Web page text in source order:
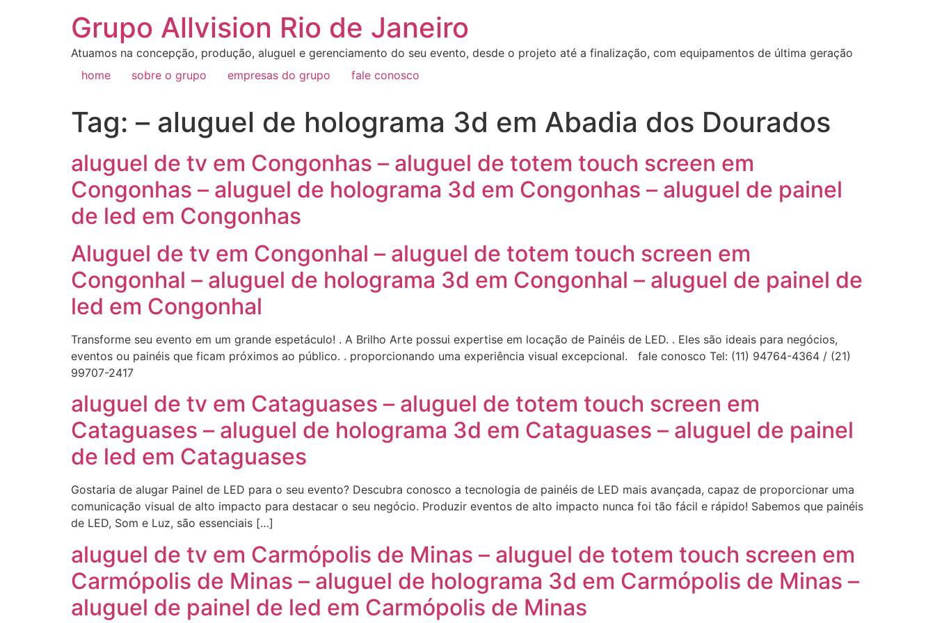
Grupo Allvision Rio de Janeiro
Atuamos na concepção, produção, aluguel e gerenciamento do seu evento, desde o projeto até a finalização, com equipamentos de última geração
home
sobre o grupo empresas do grupo fale conosco
Tag: – aluguel de holograma 3d em Abadia dos Dourados
aluguel de tv em Congonhas – aluguel de totem touch screen em
Congonhas – aluguel de holograma 3d em Congonhas – aluguel de painel
de led em Congonhas
Aluguel de tv em Congonhal – aluguel de totem touch screen em
Congonhal – aluguel de holograma 3d em Congonhal – aluguel de painel de
led em Congonhal
Transforme seu evento em um grande espetáculo! . A Brilho Arte possui expertise em locação de Painéis de LED. . Eles são ideais para negócios,
eventos ou painéis que ficam próximos ao público. . proporcionando uma experiência visual excepcional. fale conosco Tel: (11) 94764-4364 / (21)
99707-2417
aluguel de tv em Cataguases – aluguel de totem touch screen em
Cataguases – aluguel de holograma 3d em Cataguases – aluguel de painel
de led em Cataguases
Gostaria de alugar Painel de LED para o seu evento? Descubra conosco a tecnologia de painéis de LED mais avançada, capaz de proporcionar uma
comunicação visual de alto impacto para destacar o seu negócio. Produzir eventos de alto impacto nunca foi tão fácil e rápido! Sabemos que painéis
de LED, Som e Luz, são essenciais […]
aluguel de tv em Carmópolis de Minas – aluguel de totem touch screen em
Carmópolis de Minas – aluguel de holograma 3d em Carmópolis de Minas –
aluguel de painel de led em Carmópolis de Minas